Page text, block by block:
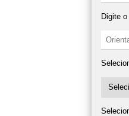
Digite